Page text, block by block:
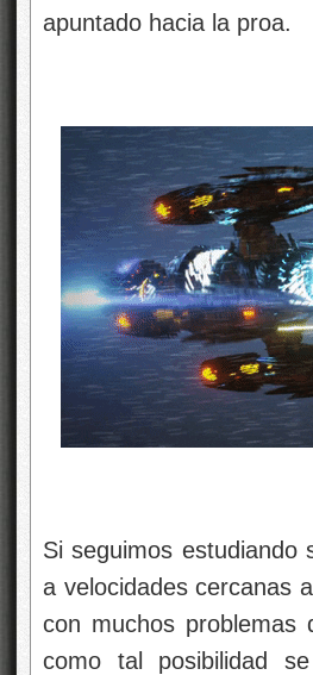
apuntado hacia la proa.
Si seguimos estudiando
a velocidades cercanas
con muchos problemas
como tal posibilidad